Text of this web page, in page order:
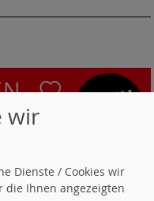
wir
Dienste / Cookies wir
die Ihnen angezeigten